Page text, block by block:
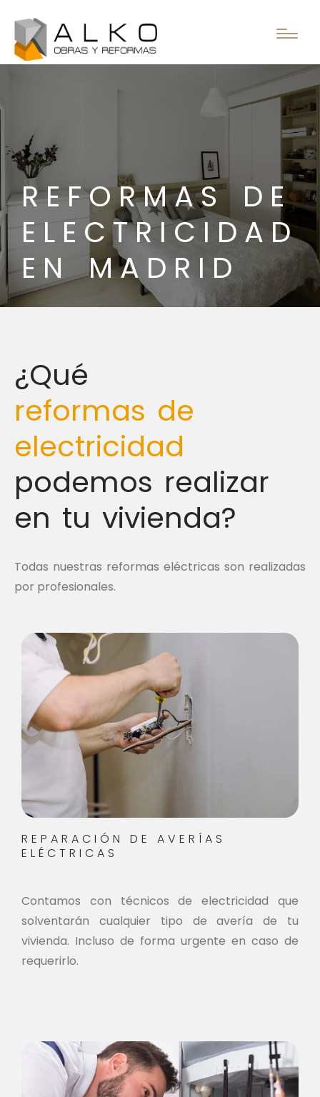
REFORMAS DE
ELECTRICIDAD
EN MADRID
¿Qué
reformas de
electricidad
podemos realizar
en tu vivienda?
Todas nuestras reformas eléctricas son realizadas
por profesionales.
REPARACIÓN DE AVERÍAS
ELÉCTRICAS
Contamos con técnicos de electricidad que
solventarán cualquier tipo de avería de tu
vivienda. Incluso de forma urgente en caso de
requerirlo.